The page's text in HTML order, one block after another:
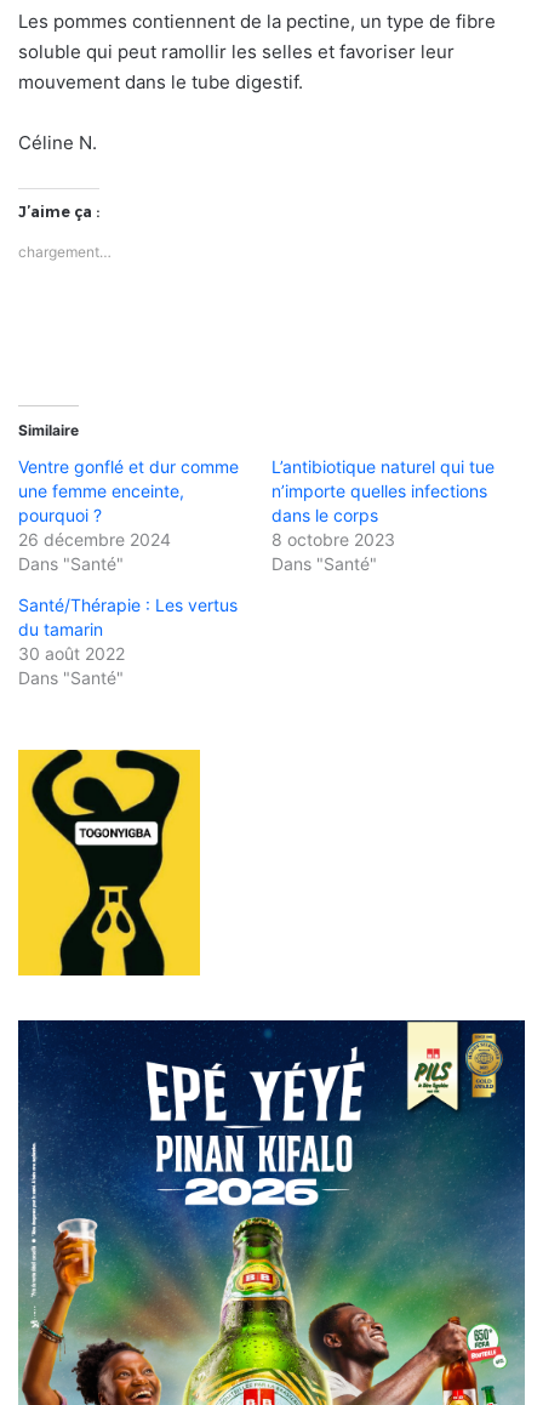
Les pommes contiennent de la pectine, un type de fibre
soluble qui peut ramollir les selles et favoriser leur
mouvement dans le tube digestif.
Céline N.
J’aime ça :
chargement…
Similaire
Ventre gonflé et dur comme
une femme enceinte,
pourquoi ?
26 décembre 2024
Dans "Santé"
L’antibiotique naturel qui tue
n’importe quelles infections
dans le corps
8 octobre 2023
Dans "Santé"
Santé/Thérapie : Les vertus
du tamarin
30 août 2022
Dans "Santé"